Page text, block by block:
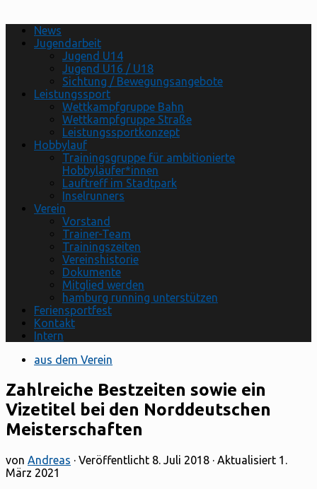
News
Jugendarbeit
Jugend U14
Jugend U16 / U18
Sichtung / Bewegungsangebote
Leistungssport
Wettkampfgruppe Bahn
Wettkampfgruppe Straße
Leistungssportkonzept
Hobbylauf
Trainingsgruppe für ambitionierte
Hobbyläufer*innen
Lauftreff im Stadtpark
Inselrunners
Verein
Vorstand
Trainer-Team
Trainingszeiten
Vereinshistorie
Dokumente
Mitglied werden
hamburg running unterstützen
Feriensportfest
Kontakt
Intern
aus dem Verein
Zahlreiche Bestzeiten sowie ein
Vizetitel bei den Norddeutschen
Meisterschaften
von Andreas · Veröffentlicht 8. Juli 2018 · Aktualisiert 1.
März 2021